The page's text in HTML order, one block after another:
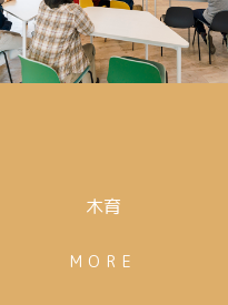
木育
MORE